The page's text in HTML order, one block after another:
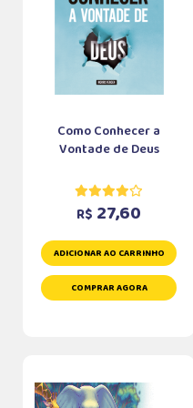
Como Conhecer a
Vontade de Deus
R$ 27,60
ADICIONAR AO CARRINHO
COMPRAR AGORA